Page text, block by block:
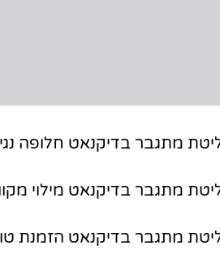
מתגבר בדיקנאט חלופה
מתגבר בדיקנאט מילוי
מתגבר בדיקנאט הזמנת